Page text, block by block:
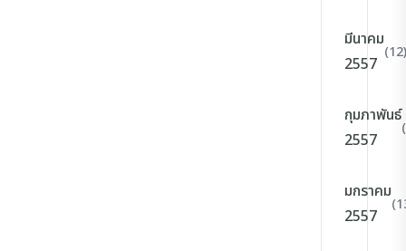
มีนาคม
2557
(12)
กุมภาพันธ์
2557
มกราคม
2557